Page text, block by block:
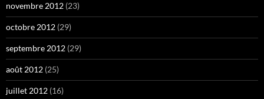
novembre 2012 (23)
octobre 2012 (29)
septembre 2012 (29)
août 2012 (25)
juillet 2012 (16)